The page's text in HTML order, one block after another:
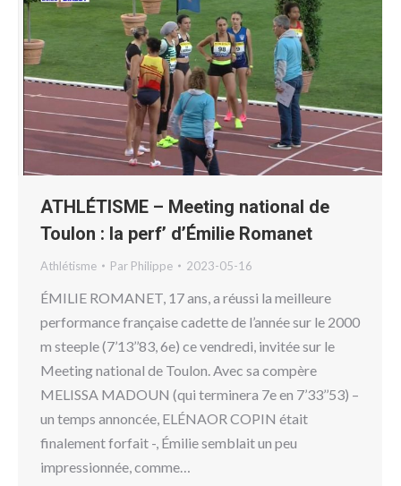
ATHLÉTISME – Meeting national de
Toulon : la perf’ d’Émilie Romanet
Athlétisme Par Philippe 2023-05-16
ÉMILIE ROMANET, 17 ans, a réussi la meilleure
performance française cadette de l’année sur le 2000
m steeple (7’13’’83, 6e) ce vendredi, invitée sur le
Meeting national de Toulon. Avec sa compère
MELISSA MADOUN (qui terminera 7e en 7’33’’53) –
un temps annoncée, ELÉNAOR COPIN était
finalement forfait -, Émilie semblait un peu
impressionnée, comme…